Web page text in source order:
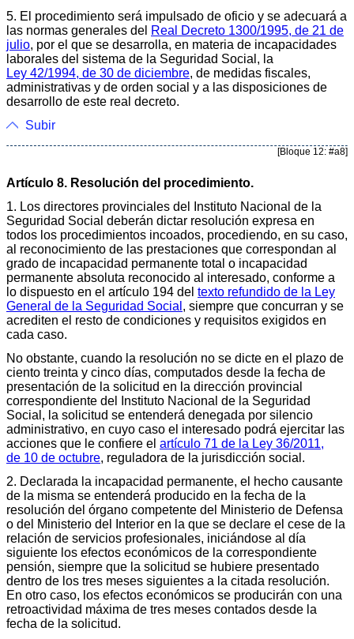
5. El procedimiento será impulsado de oficio y se adecuará a
las normas generales del Real Decreto 1300/1995, de 21 de
julio, por el que se desarrolla, en materia de incapacidades
laborales del sistema de la Seguridad Social, la
Ley 42/1994, de 30 de diciembre, de medidas fiscales,
administrativas y de orden social y a las disposiciones de
desarrollo de este real decreto.
Subir
[Bloque 12: #a8]
Artículo 8. Resolución del procedimiento.
1. Los directores provinciales del Instituto Nacional de la
Seguridad Social deberán dictar resolución expresa en
todos los procedimientos incoados, procediendo, en su caso,
al reconocimiento de las prestaciones que correspondan al
grado de incapacidad permanente total o incapacidad
permanente absoluta reconocido al interesado, conforme a
lo dispuesto en el artículo 194 del texto refundido de la Ley
General de la Seguridad Social , siempre que concurran y se
acrediten el resto de condiciones y requisitos exigidos en
cada caso.
No obstante, cuando la resolución no se dicte en el plazo de
ciento treinta y cinco días, computados desde la fecha de
presentación de la solicitud en la dirección provincial
correspondiente del Instituto Nacional de la Seguridad
Social, la solicitud se entenderá denegada por silencio
administrativo, en cuyo caso el interesado podrá ejercitar las
acciones que le confiere el artículo 71 de la Ley 36/2011,
de 10 de octubre, reguladora de la jurisdicción social.
2. Declarada la incapacidad permanente, el hecho causante
de la misma se entenderá producido en la fecha de la
resolución del órgano competente del Ministerio de Defensa
o del Ministerio del Interior en la que se declare el cese de la
relación de servicios profesionales, iniciándose al día
siguiente los efectos económicos de la correspondiente
pensión, siempre que la solicitud se hubiere presentado
dentro de los tres meses siguientes a la citada resolución.
En otro caso, los efectos económicos se producirán con una
retroactividad máxima de tres meses contados desde la
fecha de la solicitud.